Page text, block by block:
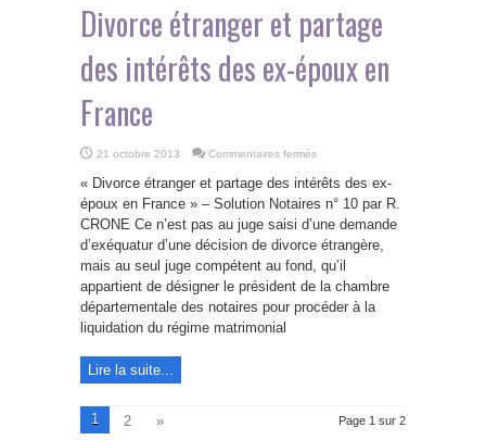
Divorce étranger et partage
des intérêts des ex-époux en
France
21 octobre 2013 Commentaires fermés
étranger
et
partage
des
intérêts
ex-
époux
en
France
« Divorce étranger et partage des intérêts des ex-
époux en France » – Solution Notaires n° 10 par R.
CRONE Ce n’est pas au juge saisi d’une demande
d’exéquatur d’une décision de divorce étrangère,
mais au seul juge compétent au fond, qu’il
appartient de désigner le président de la chambre
départementale des notaires pour procéder à la
liquidation du régime matrimonial
Lire la suite...
Page 1 sur 2
1 2 »